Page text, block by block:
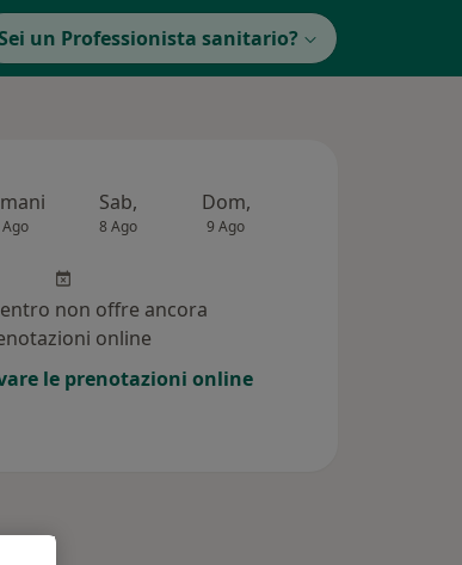
un Professionista sanitario?
Sab,
8 Ago
Dom,
9 Ago
non offre ancora
online
le prenotazioni online